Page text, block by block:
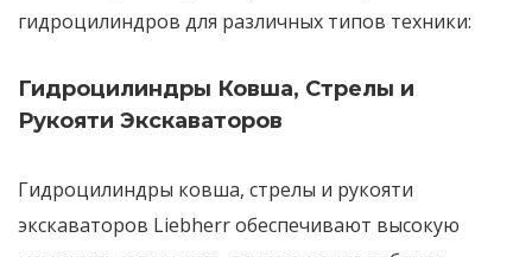
гидроцилиндров для различных типов техники:
Гидроцилиндры Ковша, Стрелы и
Рукояти Экскаваторов
Гидроцилиндры ковша, стрелы и рукояти
экскаваторов Liebherrобеспечивают высокую